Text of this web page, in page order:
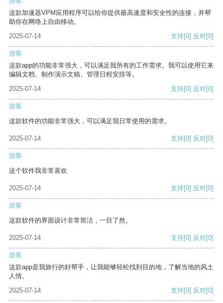
这款加速器VPM应用程序可以给你提供最高速度和安全性的连接，并帮
助你在网络上自由移动。
2025-07-14
支持[0] 反对[0]
游客
这款app的功能非常强大，可以满足我所有的工作需求。我可以使用它来
编辑文档、制作演示文稿、管理日程安排等。
2025-07-14
支持[0] 反对[0]
游客
这款软件的功能非常强大，可以满足我日常使用的需求。
2025-07-14 支持[0] 反对[0]
游客
这个软件我非常喜欢
2025-07-14 支持[0] 反对[0]
游客
这款软件的界面设计非常简洁，一目了然。
2025-07-14 支持[0] 反对[0]
游客
这款app是我旅行的好帮手，让我能够轻松找到目的地，了解当地的风土
人情。
2025-07-14
支持[0] 反对[0]